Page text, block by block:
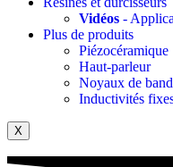
Vidéos -
Plus de produits
Piézocéramique
Haut-parleur
Noyaux de
Inductivités
X